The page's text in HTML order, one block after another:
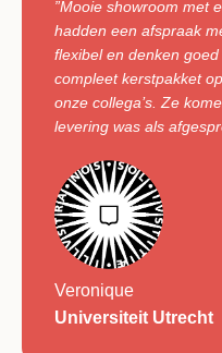
”Mooie showroom met
hadden een afspraak
flexibel en denken
compleet kerstpakket
onze collega’s. Ze
levering was als
Veronique
Universiteit Utrecht